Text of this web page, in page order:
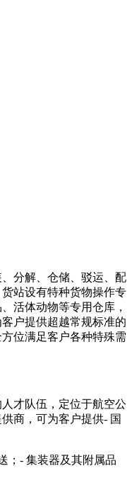
分解、仓储、驳运、配
站设有特种货物操作专
活体动物等专用仓库，
户提供超越常规标准的
位满足客户各种特殊需
才队伍，定位于航空公
商，可为客户提供- 国
；- 集装器及其附属品